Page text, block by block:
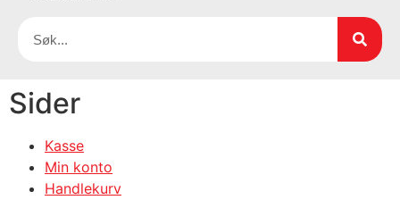
Sider
Kasse
Min konto
Handlekurv